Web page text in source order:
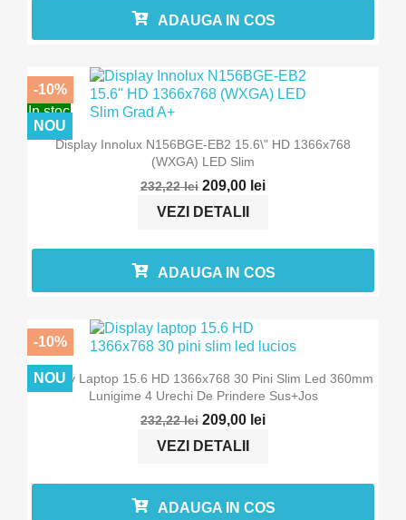
ADAUGA IN COS
In stoc
Display Innolux N156BGE-EB2 15.6\" HD 1366x768
(WXGA) LED Slim
232,22 lei 209,00 lei
VEZI DETALII
-10%
NOU
ADAUGA IN COS
In stoc
Display Laptop 15.6 HD 1366x768 30 Pini Slim Led 360mm
Lunigime 4 Urechi De Prindere Sus+jos
232,22 lei 209,00 lei
VEZI DETALII
-10%
NOU
ADAUGA IN COS